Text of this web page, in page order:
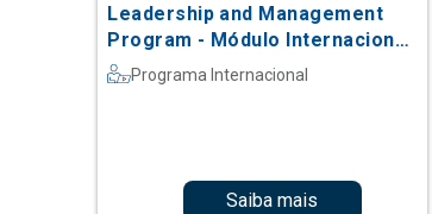
Leadership and Management
Program - Módulo Internacional
na Johns Hopkins
Programa Internacional
Saiba mais